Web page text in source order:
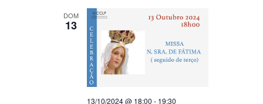
DOM
13
13/10/2024 @ 18:00 - 19:30